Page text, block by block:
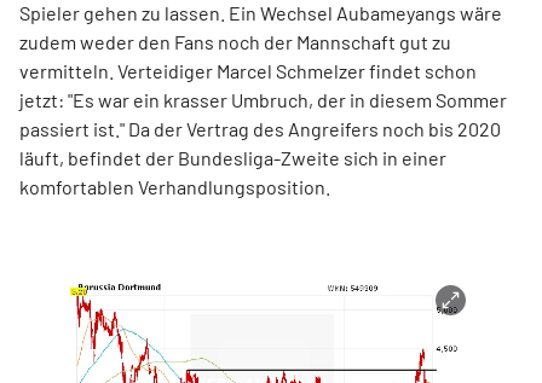
Spieler gehen zu lassen. Ein Wechsel Aubameyangs wäre
zudem weder den Fans noch der Mannschaft gut zu
vermitteln. Verteidiger Marcel Schmelzer findet schon
jetzt: "Es war ein krasser Umbruch, der in diesem Sommer
passiert ist." Da der Vertrag des Angreifers noch bis 2020
läuft, befindet der Bundesliga-Zweite sich in einer
komfortablen Verhandlungsposition.